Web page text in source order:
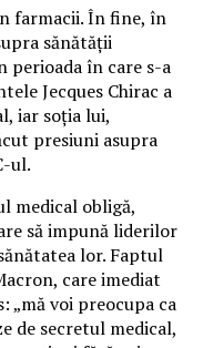
farmacii. În fine, în
sănătăţii
perioada în care s-a
Jecques Chirac a
iar soţia lui,
presiuni asupra
ul.
medical obligă,
să impună liderilor
lor. Faptul
care imediat
„mă voi preocupa ca
de secretul medical,